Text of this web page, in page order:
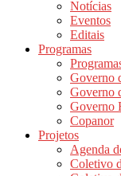
Notícias
Eventos
Editais
Programas
Governo
Governo
Governo
Copanor
Projetos
Agenda
Coletivo